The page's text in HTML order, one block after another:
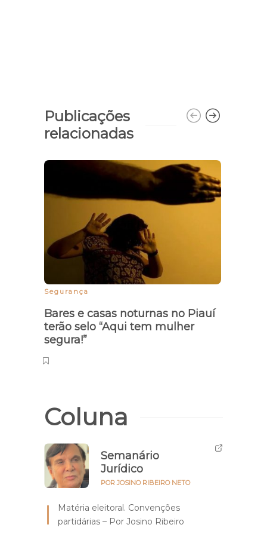
Publicações
relacionadas
Segurança
Bares e casas noturnas no Piauí
terão selo “Aqui tem mulher
segura!”
Coluna
Semanário
Jurídico
POR JOSINO RIBEIRO NETO
Matéria eleitoral. Convenções
partidárias – Por Josino Ribeiro